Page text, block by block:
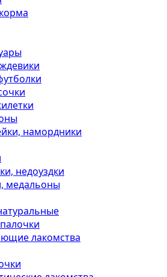
намордники
недоуздки
медальоны
лакомства